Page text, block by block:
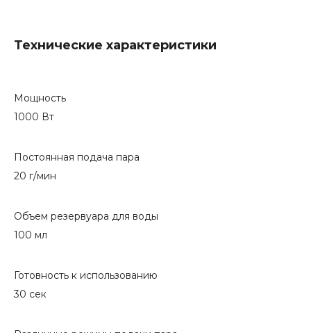
Технические характеристики
Мощность
1000 Вт
Постоянная подача пара
20 г/мин
Объем резервуара для воды
100 мл
Готовность к использованию
30 сек